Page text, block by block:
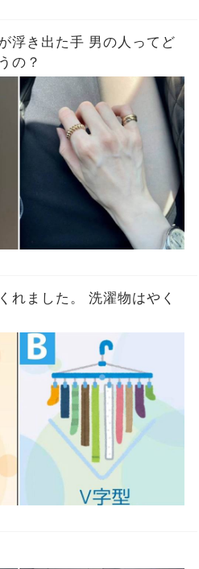
手 男の人ってど
の？
れました。 洗濯物はやく